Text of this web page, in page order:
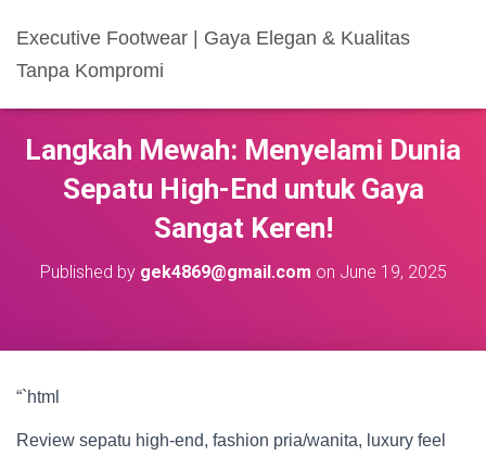
Executive Footwear | Gaya Elegan & Kualitas
Tanpa Kompromi
Langkah Mewah: Menyelami Dunia
Sepatu High-End untuk Gaya
Sangat Keren!
Published by gek4869@gmail.com on June 19, 2025
“`html
Review sepatu high-end, fashion pria/wanita, luxury feel